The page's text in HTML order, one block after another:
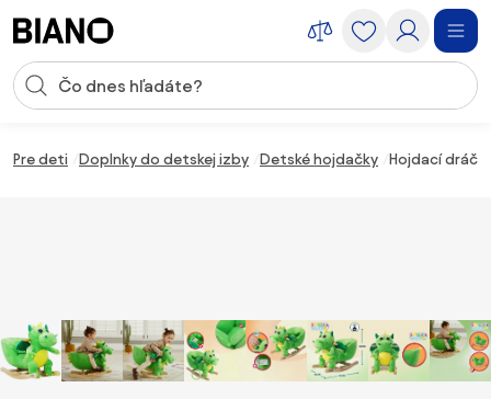
Vstup pre vyhľadávanie
Pre deti Doplnky do detskej izby Detské hojdačky Hojdací